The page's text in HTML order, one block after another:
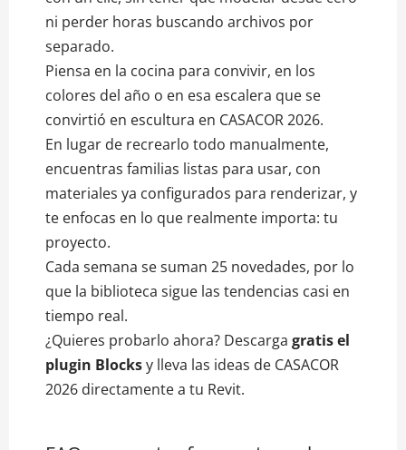
ni perder horas buscando archivos por
separado.
Piensa en la cocina para convivir, en los
colores del año o en esa escalera que se
convirtió en escultura en CASACOR 2026.
En lugar de recrearlo todo manualmente,
encuentras familias listas para usar, con
materiales ya configurados para renderizar, y
te enfocas en lo que realmente importa: tu
proyecto.
Cada semana se suman 25 novedades, por lo
que la biblioteca sigue las tendencias casi en
tiempo real.
¿Quieres probarlo ahora? Descarga gratis el
plugin Blocksy lleva las ideas de CASACOR
2026 directamente a tu Revit.